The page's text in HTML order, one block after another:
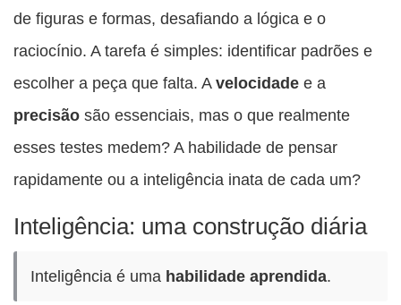
de figuras e formas, desafiando a lógica e o
raciocínio. A tarefa é simples: identificar padrões e
escolher a peça que falta. Avelocidade e a
precisão são essenciais, mas o que realmente
esses testes medem? A habilidade de pensar
rapidamente ou a inteligência inata de cada um?
Inteligência: uma construção diária
Inteligência é uma habilidade aprendida.